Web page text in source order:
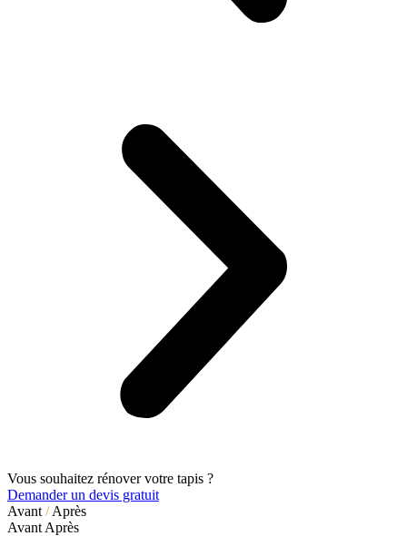
Vous souhaitez rénover votre tapis ?
Demander un devis gratuit
Avant /Après
Avant Après